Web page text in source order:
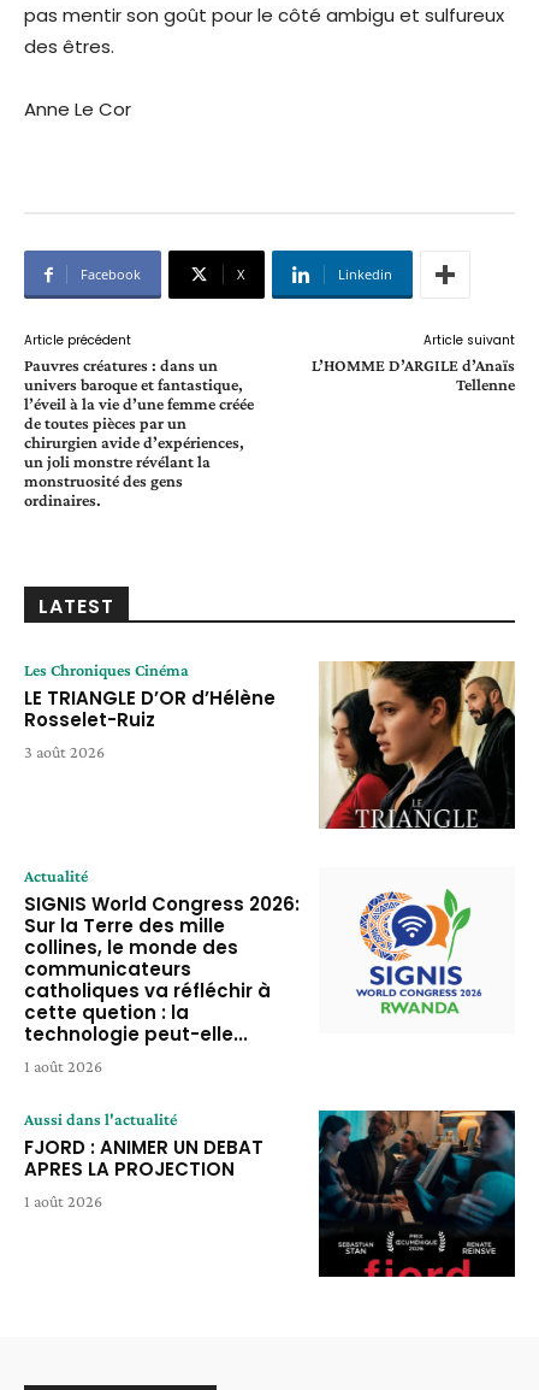
pas mentir son goût pour le côté ambigu et sulfureux
des êtres.
Anne Le Cor
Facebook X Linkedin
Article précédent
Pauvres créatures : dans un
univers baroque et fantastique,
l’éveil à la vie d’une femme créée
de toutes pièces par un
chirurgien avide d’expériences,
un joli monstre révélant la
monstruosité des gens
ordinaires.
Article suivant
L’HOMME D’ARGILE d’Anaïs
Tellenne
LATEST
Les Chroniques Cinéma
LE TRIANGLE D’OR d’Hélène
Rosselet-Ruiz
3 août 2026
Actualité
SIGNIS World Congress 2026:
Sur la Terre des mille
collines, le monde des
communicateurs
catholiques va réfléchir à
cette quetion : la
technologie peut-elle...
1 août 2026
Aussi dans l'actualité
FJORD : ANIMER UN DEBAT
APRES LA PROJECTION
1 août 2026